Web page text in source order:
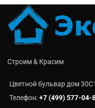
Строим & Красим
Цветной бульвар дом 30C1
Телефон:+7 (499) 577-04-